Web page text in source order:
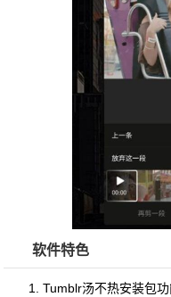
软件特色
1. Tumblr汤不热安装包功